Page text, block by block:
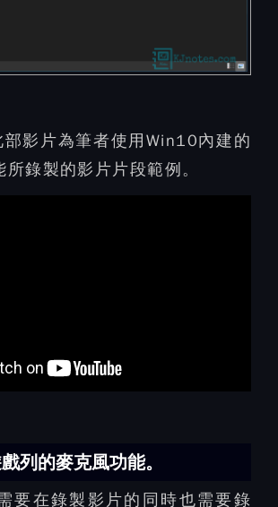
部影片為筆者使用Win10內建的
錄製的影片片段範例。
列的麥克風功能。
要在錄製影片的同時也需要錄